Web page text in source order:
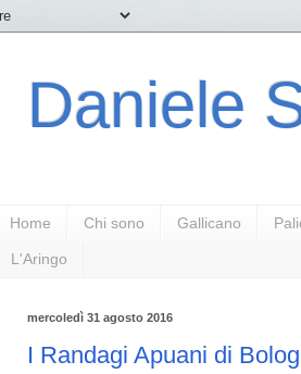
Daniele
Home Chi sono Gallicano
L'Aringo
mercoledì 31 agosto 2016
I Randagi Apuani di